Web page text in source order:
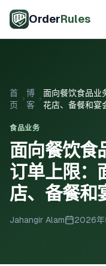
OrderRules
首
页
博
客
面向餐饮食品业
花店、备餐和宴
食品业务
面向餐饮
订单上限：
店、备餐和
Jahangir Alam 2026年